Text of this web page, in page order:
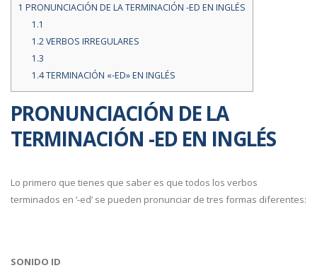
1 PRONUNCIACIÓN DE LA TERMINACIÓN -ED EN INGLÉS
1.1
1.2VERBOS IRREGULARES
1.3
1.4TERMINACIÓN «-ED» EN INGLÉS
PRONUNCIACIÓN DE LA
TERMINACIÓN -ED EN INGLÉS
Lo primero que tienes que saber es que todos los verbos
terminados en ‘-ed’ se pueden pronunciar de tres formas diferentes:
SONIDO ID